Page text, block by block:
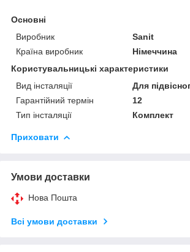
Основні
Виробник
Sanit
Країна виробник
Німеччина
Користувальницькі характеристики
Вид інсталяції
Для
Гарантійний термін
12
Тип інсталяції
Комплект
Приховати
Умови доставки
Нова Пошта
Всі умови доставки